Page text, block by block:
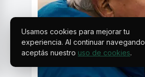
Usamos cookies para mejorar tu
experiencia. Al continuar navegando,
aceptás nuestro uso de cookies.